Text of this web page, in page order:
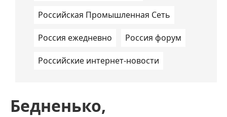
Российская Промышленная Сеть
Россия ежедневно Россия форум
Российские интернет-новости
Бедненько,